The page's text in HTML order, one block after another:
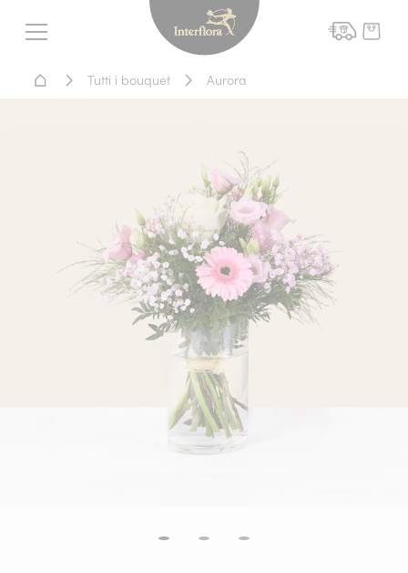
Menu
Interflora - fiori a
Home - Fiori a domicilio
Tutti i bouquet Aurora